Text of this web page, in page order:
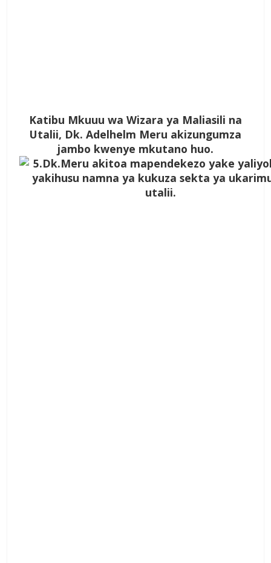
Katibu Mkuuu wa Wizara ya Maliasili na
Utalii, Dk. Adelhelm Meru akizungumza
jambo kwenye mkutano huo.